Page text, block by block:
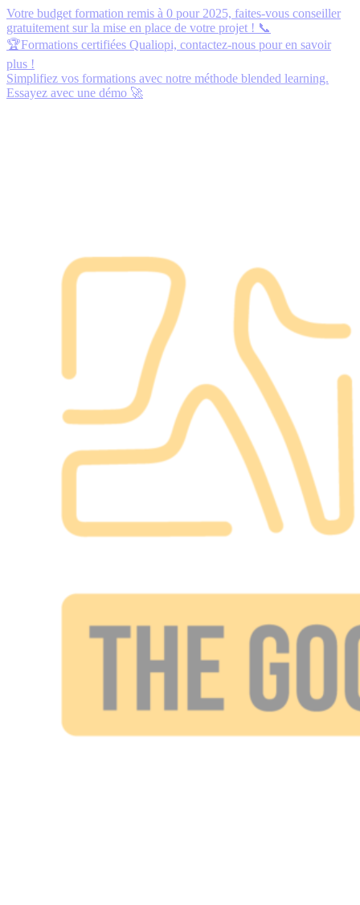
Votre budget formation remis à 0 pour 2025, faites-vous conseiller
gratuitement sur la mise en place de votre projet ! 📞
🏆Formations certifiées Qualiopi, contactez-nous pour en savoir
plus !
Simplifiez vos formations avec notre méthode blended learning.
Essayez avec une démo 🚀